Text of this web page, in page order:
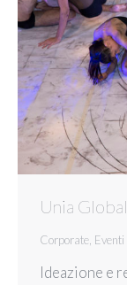
Unia
Corporate Eventi
Ideazione e